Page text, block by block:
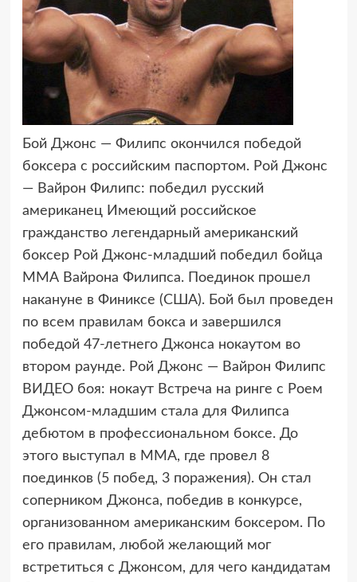
Бой Джонс — Филипс окончился победой
боксера с российским паспортом. Рой Джонс
— Вайрон Филипс: победил русский
американец Имеющий российское
гражданство легендарный американский
боксер Рой Джонс-младший победил бойца
ММА Вайрона Филипса. Поединок прошел
накануне в Финиксе (США). Бой был проведен
по всем правилам бокса и завершился
победой 47-летнего Джонса нокаутом во
втором раунде. Рой Джонс — Вайрон Филипс
ВИДЕО боя: нокаут Встреча на ринге с Роем
Джонсом-младшим стала для Филипса
дебютом в профессиональном боксе. До
этого выступал в ММА, где провел 8
поединков (5 побед, 3 поражения). Он стал
соперником Джонса, победив в конкурсе,
организованном американским боксером. По
его правилам, любой желающий мог
встретиться с Джонсом, для чего кандидатам